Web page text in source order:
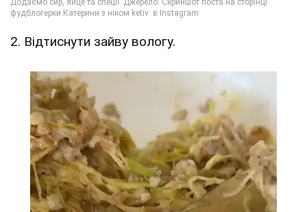
2. Відтиснути зайву вологу.